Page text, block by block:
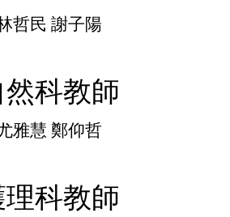
哲民 謝子陽
然科教師
雅慧 鄭仰哲
理科教師